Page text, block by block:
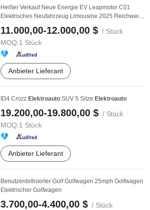
Heißer Verkauf Neue Energie EV Leapmotor C01
Elektrisches Neufahrzeug Limousine 2025 Reichweite
11.000,00-12.000,00 $ / Stück
MOQ:1 Stück
Anbieter Lieferant
ID4 Crozz Elektroauto SUV 5 Sitze Elektroauto
19.200,00-19.800,00 $ / Stück
MOQ:1 Stück
Anbieter Lieferant
Benutzerdefinierter Golf Golfwagen 25mph Golfwagen
Elektrischer Golfwagen
3.700,00-4.400,00 $ / Stück